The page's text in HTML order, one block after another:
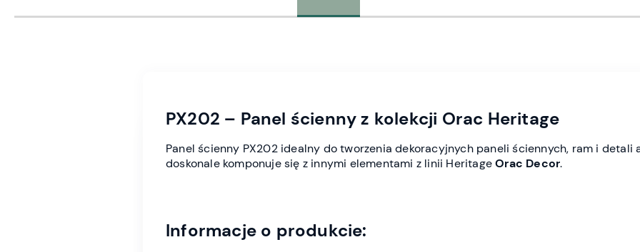
PX202 – Panel ścienny z kolekcji Orac Heritage
Panel ścienny PX202 idealny do tworzenia dekoracyjnych paneli ściennych, ram i
doskonale komponuje się z innymi elementami z linii HeritageOrac Decor.
Informacje o produkcie: